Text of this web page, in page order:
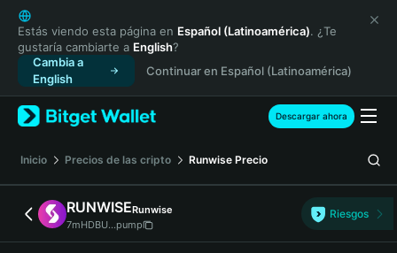
English
日本語
Tiếng Việt
Русский
Español (Latinoamérica)
Türkçe
Français
Deutsch
简体中文
繁體中文
Português (Portugal)
Estás viendo esta página en Español (Latinoamérica). ¿Te
gustaría cambiarte a English?
Cambia a
English
Continuar en Español (Latinoamérica)
Descargar ahora
Inicio Precios de las cripto Runwise Precio
RUNWISERunwise
7mHDBU...pump
Riesgos